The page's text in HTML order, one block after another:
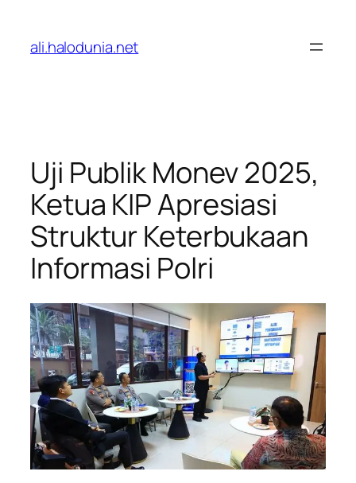
konten
ali.halodunia.net
Uji Publik Monev 2025,
Ketua KIP Apresiasi
Struktur Keterbukaan
Informasi Polri